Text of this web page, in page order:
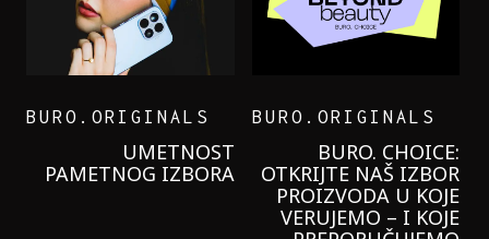
GARNIER KREMU I
NIKADA NIŠTA
LAGANIJE NISAM
KORISTILA